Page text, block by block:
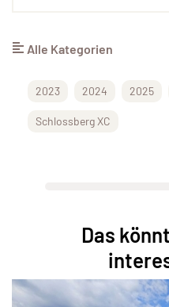
Alle Kategorien
2023 2024 2025
Schlossberg XC
Das